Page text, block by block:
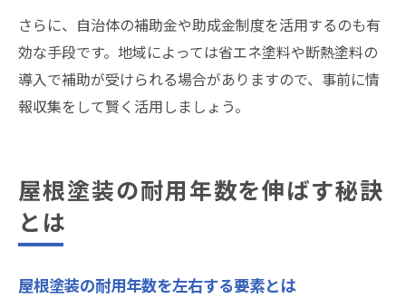
さらに、自治体の補助金や助成金制度を活用するのも有
効な手段です。地域によっては省エネ塗料や断熱塗料の
導入で補助が受けられる場合がありますので、事前に情
報収集をして賢く活用しましょう。
屋根塗装の耐用年数を伸ばす秘訣
とは
屋根塗装の耐用年数を左右する要素とは